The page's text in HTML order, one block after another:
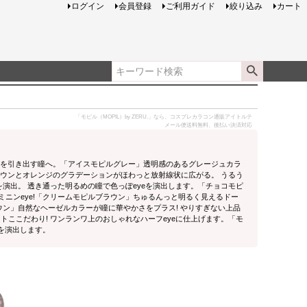
ログイン 会員登録 ご利用ガイド 絞り込み カート
「モピル（MOPIL）by ZERU.」なら、コスプレカラコン通販アイトルテ
メール便送料無料、後払い決済対応
き出す瞳へ。「アイスモピルグレー」透明感のあるグレージュカラ
とオレンジのグラデーションがほわっと放射線状に広がる。 うるう
出。 透き通った明るめの瞳で色っぽeyeを演出します。「チョコモピ
ンeye!「クリームモピルブラウン」ちゅるんっと明るく見えるドー
」自然なヘーゼルカラーが瞳に華やかさをプラス! やりすぎない上品
ここだわり! ワンランワ上のおしゃれなハーフeyeに仕上げます。「モ
出します。